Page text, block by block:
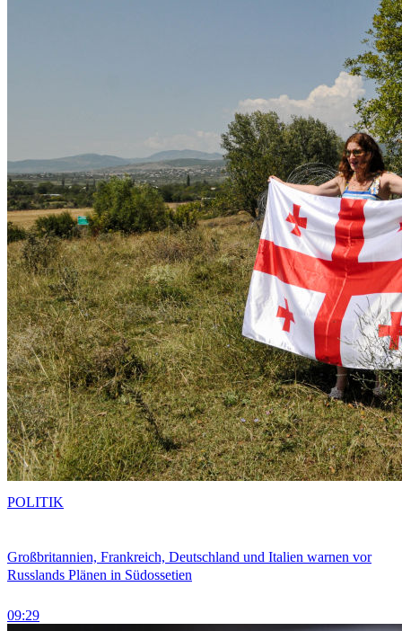
Großbritannien, Frankreich, Deutschland und Italien warnen vor
Russlands Plänen in Südossetien
09:29
POLITIK